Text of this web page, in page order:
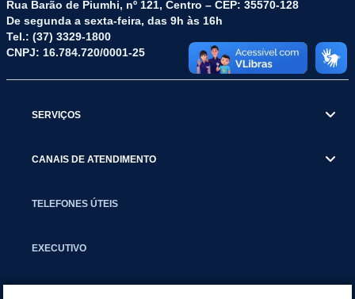
Rua Barão de Piumhi, nº 121, Centro – CEP: 35570-128
De segunda a sexta-feira, das 9h às 16h
Tel.: (37) 3329-1800
CNPJ: 16.784.720/0001-25
SERVIÇOS
CANAIS DE ATENDIMENTO
TELEFONES ÚTEIS
EXECUTIVO